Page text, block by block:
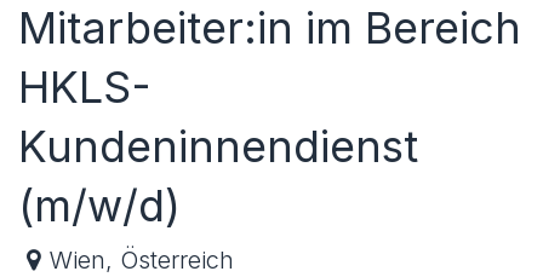
Mitarbeiter:in im Bereich
HKLS-
Kundeninnendienst
(m/w/d)
Wien, Österreich